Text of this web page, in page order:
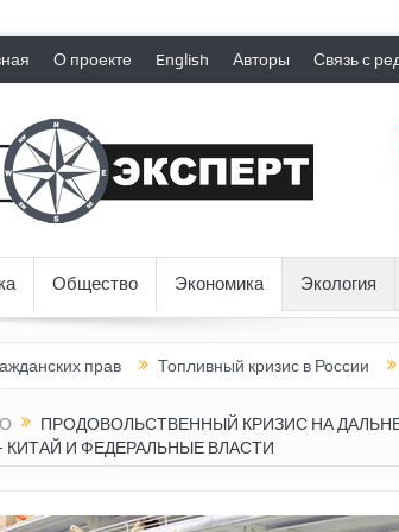
О проекте English Авторы Связь с
Общество Экономика Экология
прав Топливный кризис в России Почему
ПРОДОВОЛЬСТВЕННЫЙ КРИЗИС НА
И ФЕДЕРАЛЬНЫЕ ВЛАСТИ